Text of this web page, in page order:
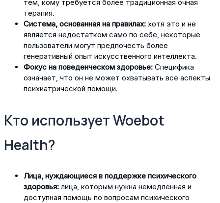
тем, кому требуется более традиционная очная
терапия.
Система, основанная на правилах: хотя это и не
является недостатком само по себе, некоторые
пользователи могут предпочесть более
генеративный опыт искусственного интеллекта.
Фокус на поведенческом здоровье: Специфика
означает, что он не может охватывать все аспекты
психиатрической помощи.
Кто использует Woebot
Health?
Лица, нуждающиеся в поддержке психического
здоровья: лица, которым нужна немедленная и
доступная помощь по вопросам психического